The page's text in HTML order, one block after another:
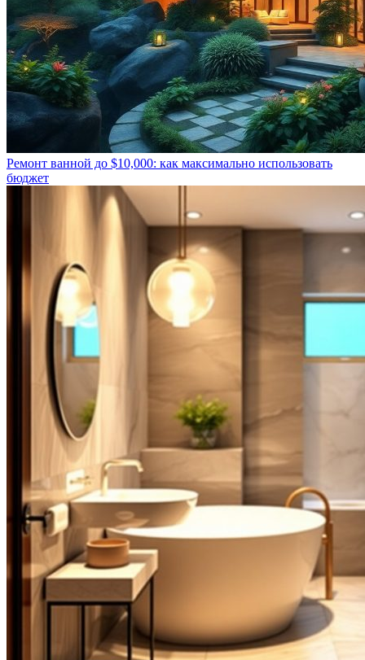
Ремонт ванной до $10,000: как максимально использовать
бюджет